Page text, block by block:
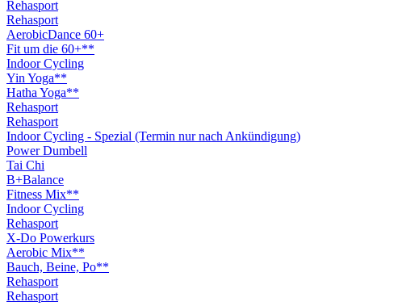
Rehasport
Rehasport
AerobicDance 60+
Fit um die 60+**
Indoor Cycling
Yin Yoga**
Hatha Yoga**
Rehasport
Rehasport
Indoor Cycling - Spezial (Termin nur nach Ankündigung)
Power Dumbell
Tai Chi
B+Balance
Fitness Mix**
Indoor Cycling
Rehasport
X-Do Powerkurs
Aerobic Mix**
Bauch, Beine, Po**
Rehasport
Rehasport